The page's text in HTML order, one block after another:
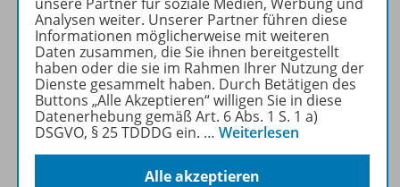
Zugehörige Produkte
Benachrichtigungs-Service
Veranstaltungen
Analysen weiter. Unserer Partner führen diese
Informationen möglicherweise mit weiteren
Daten zusammen, die Sie ihnen bereitgestellt
haben oder die sie im Rahmen Ihrer Nutzung der
Dienste gesammelt haben. Durch Betätigen des
Buttons „Alle Akzeptieren“ willigen Sie in diese
Datenerhebung gemäß Art. 6 Abs. 1 S. 1 a)
DSGVO, § 25 TDDDG ein. … Weiterlesen
Alle akzeptieren